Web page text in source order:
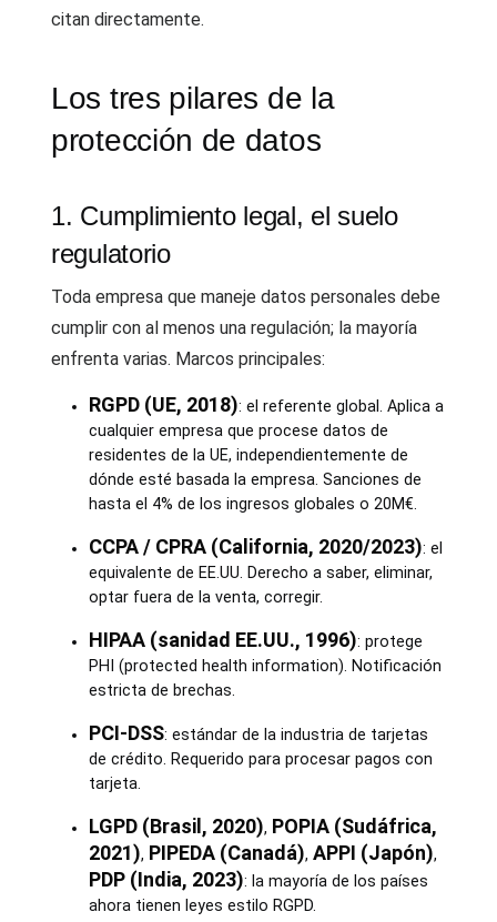
citan directamente.
Los tres pilares de la
protección de datos
1. Cumplimiento legal, el suelo
regulatorio
Toda empresa que maneje datos personales debe
cumplir con al menos una regulación; la mayoría
enfrenta varias. Marcos principales:
RGPD (UE, 2018): el referente global. Aplica a
cualquier empresa que procese datos de
residentes de la UE, independientemente de
dónde esté basada la empresa. Sanciones de
hasta el 4% de los ingresos globales o 20M€.
CCPA / CPRA (California, 2020/2023): el
equivalente de EE.UU. Derecho a saber, eliminar,
optar fuera de la venta, corregir.
HIPAA (sanidad EE.UU., 1996): protege
PHI (protected health information). Notificación
estricta de brechas.
PCI-DSS: estándar de la industria de tarjetas
de crédito. Requerido para procesar pagos con
tarjeta.
LGPD (Brasil, 2020), POPIA (Sudáfrica,
2021), PIPEDA (Canadá), APPI (Japón),
PDP (India, 2023): la mayoría de los países
ahora tienen leyes estilo RGPD.